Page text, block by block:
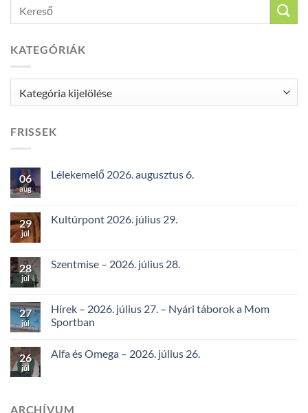
KATEGÓRIÁK
FRISSEK
06
aug
Lélekemelő 2026. augusztus 6.
29
júl
Kultúrpont 2026. július 29.
28
júl
Szentmise – 2026. július 28.
27
júl
Hírek – 2026. július 27. – Nyári táborok a Mom
Sportban
26
júl
Alfa és Omega – 2026. július 26.
ARCHÍVUM